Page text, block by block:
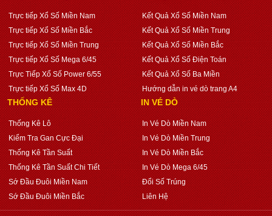
Trực tiếp Xổ Số Miền Nam
Trực tiếp Xổ Số Miền Bắc
Trực tiếp Xổ Số Miền Trung
Trực tiếp Xổ Số Mega 6/45
Trực Tiếp Xổ Số Power 6/55
Trực tiếp Xổ Số Max 4D
Kết Quả Xổ Số Miền Nam
Kết Quả Xổ Số Miền Trung
Kết Quả Xổ Số Miền Bắc
Kết Quả Xổ Số Điện Toán
Kết Quả Xổ Số Ba Miền
Hướng dẫn in vé dò trang A4
THỐNG KÊ
Thống Kê Lô
Kiểm Tra Gan Cực Đại
Thống Kê Tần Suất
Thống Kê Tần Suất Chi Tiết
Sớ Đầu Đuôi Miền Nam
Sớ Đầu Đuôi Miền Bắc
IN VÉ DÒ
In Vé Dò Miền Nam
In Vé Dò Miền Trung
In Vé Dò Miền Bắc
In Vé Dò Mega 6/45
Đổi Số Trúng
Liên Hệ